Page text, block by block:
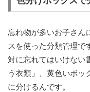
忘れ物が多いお子さん
スを使った分類管理で
対に忘れてはいけない
う衣類」、黄色いボッ
に分けるんです。